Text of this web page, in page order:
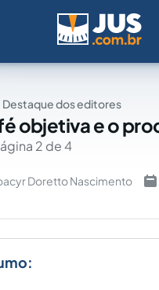
Destaque dos editores
objetiva e o
2 de 4
Doretto Nascimento